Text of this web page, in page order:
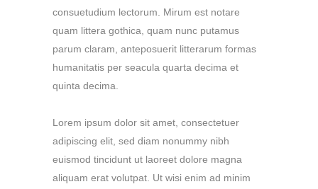
consuetudium lectorum. Mirum est notare
quam littera gothica, quam nunc putamus
parum claram, anteposuerit litterarum formas
humanitatis per seacula quarta decima et
quinta decima.
Lorem ipsum dolor sit amet, consectetuer
adipiscing elit, sed diam nonummy nibh
euismod tincidunt ut laoreet dolore magna
aliquam erat volutpat. Ut wisi enim ad minim